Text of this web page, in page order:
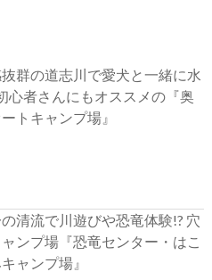
群の道志川で愛犬と一緒に水
心者さんにもオススメの『奥
トキャンプ場』
清流で川遊びや恐竜体験!? 穴
ンプ場『恐竜センター・はこ
ャンプ場』